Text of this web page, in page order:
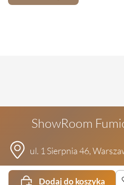
ShowRoom
ul. 1 Sierpnia 46,
pon-pt: 10:00-18:00 |
Dodaj do koszyka